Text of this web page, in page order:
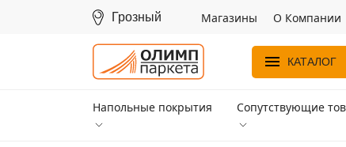
Грозный Магазины О Компании
КАТАЛОГ
Напольные покрытия Сопутствующие